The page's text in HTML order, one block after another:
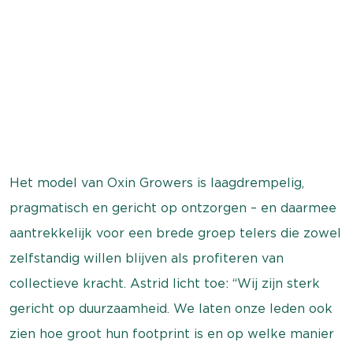
Het model van Oxin Growers is laagdrempelig,
pragmatisch en gericht op ontzorgen – en daarmee
aantrekkelijk voor een brede groep telers die zowel
zelfstandig willen blijven als profiteren van
collectieve kracht. Astrid licht toe: “Wij zijn sterk
gericht op duurzaamheid. We laten onze leden ook
zien hoe groot hun footprint is en op welke manier